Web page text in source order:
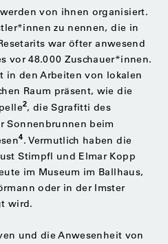
von ihnen organisiert.
zu nennen, die in
war öfter anwesend
vor 48.000 Zuschauer*innen.
in den Arbeiten von lokalen
Raum präsent, wie die
2, die Sgrafitti des
Sonnenbrunnen beim
4. Vermutlich haben die
Stimpfl und Elmar Kopp
im Museum im Ballhaus,
oder in der Imster
wird.
und die Anwesenheit von